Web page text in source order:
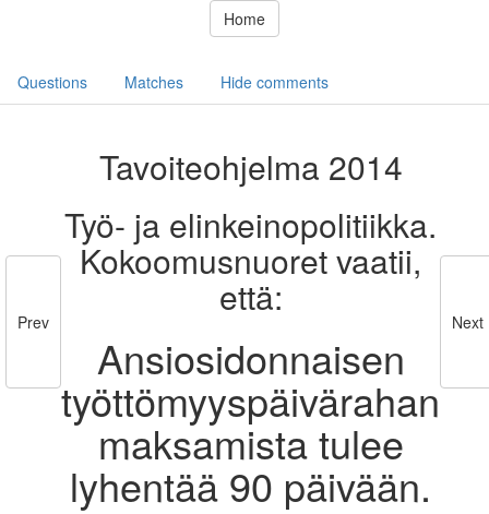
Home
Questions Matches Hide comments
Prev
Tavoiteohjelma 2014
Työ- ja elinkeinopolitiikka.
Kokoomusnuoret vaatii,
että:
Ansiosidonnaisen
työttömyyspäivärahan
maksamista tulee
lyhentää 90 päivään.
Next